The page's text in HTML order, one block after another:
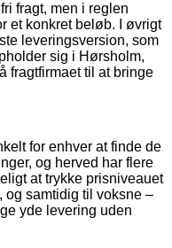
fragt, men i reglen
et konkret beløb. I øvrigt
leveringsversion, som
sig i Hørsholm,
fragtfirmaet til at bringe
for enhver at finde de
og herved har flere
at trykke prisniveauet
og samtidig til voksne –
yde levering uden